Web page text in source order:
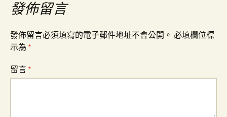
發佈留言
發佈留言必須填寫的電子郵件地址不會公開。 必填欄位標
示為 *
留言 *